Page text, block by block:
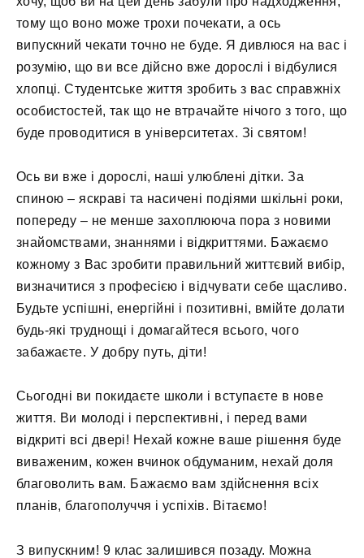
тому що воно може трохи почекати, а ось
випускний чекати точно не буде. Я дивлюся на вас і
розумію, що ви все дійсно вже дорослі і відбулися
хлопці. Студентське життя зробить з вас справжніх
особистостей, так що не втрачайте нічого з того, що
буде проводитися в університетах. Зі святом!
Ось ви вже і дорослі, наші улюблені дітки. За
спиною – яскраві та насичені подіями шкільні роки,
попереду – не менше захоплююча пора з новими
знайомствами, знаннями і відкриттями. Бажаємо
кожному з Вас зробити правильний життєвий вибір,
визначитися з професією і відчувати себе щасливо.
Будьте успішні, енергійні і позитивні, вмійте долати
будь-які труднощі і домагайтеся всього, чого
забажаєте. У добру путь, діти!
Сьогодні ви покидаєте школи і вступаєте в нове
життя. Ви молоді і перспективні, і перед вами
відкриті всі двері! Нехай кожне ваше рішення буде
виваженим, кожен вчинок обдуманим, нехай доля
благоволить вам. Бажаємо вам здійснення всіх
планів, благополуччя і успіхів. Вітаємо!
З випускним! 9 клас залишився позаду. Можна